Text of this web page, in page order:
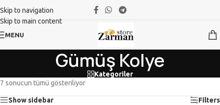
Skip to navigation
Skip to main content
MENU
Gümüş Kolye
Kategoriler
7 sonucun tümü gösteriliyor
Show sidebar Filters